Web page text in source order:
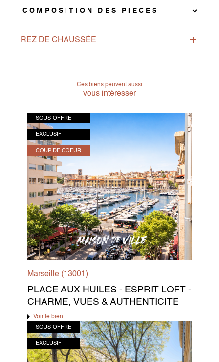
REZ DE CHAUSSÉE
Ces biens peuvent aussi
vous intéresser
SOUS-OFFRE
EXCLUSIF
COUP DE COEUR
Marseille (13001)
PLACE AUX HUILES - ESPRIT LOFT -
CHARME, VUES & AUTHENTICITE
Voir le bien
SOUS-OFFRE
EXCLUSIF